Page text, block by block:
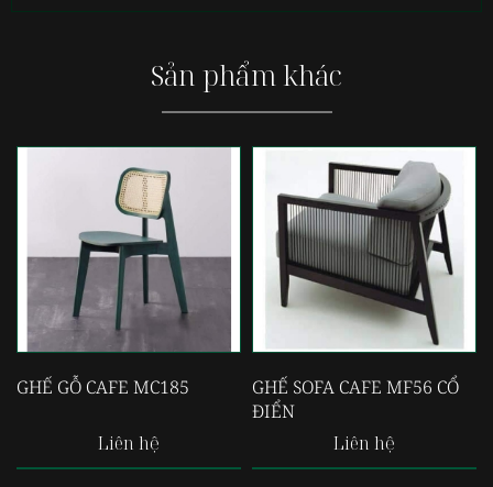
Sản phẩm khác
GHẾ GỖ CAFE MC185
Liên hệ
GHẾ SOFA CAFE MF56 CỔ
ĐIỂN
Liên hệ